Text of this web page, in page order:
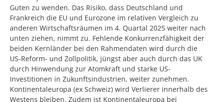
Guten zu wenden. Das Risiko, dass Deutschland und
Frankreich die EU und Eurozone im relativen Vergleich zu
anderen Wirtschaftsräumen im 4. Quartal 2025 weiter nach
unten ziehen, nimmt zu. Fehlende Konkurrenzfähigkeit der
beiden Kernländer bei den Rahmendaten wird durch die
US-Reform- und Zollpolitik, jüngst aber auch durch das UK
durch Hinwendung zur Atomkraft und starke US-
Investitionen in Zukunftsindustrien, weiter zunehmen.
Kontinentaleuropa (ex Schweiz) wird Verlierer innerhalb des
Westens bleiben. Zudem ist Kontinentaleuropa bei